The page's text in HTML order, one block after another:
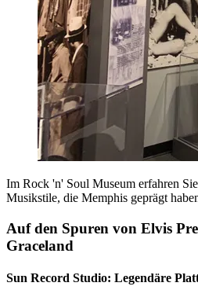
Im Rock 'n' Soul Museum erfahren
Musikstile, die Memphis geprägt
Auf den Spuren von Elvis
Graceland
Sun Record Studio: Legendäre